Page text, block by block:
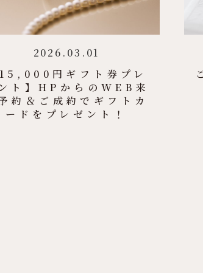
2026.03.01
15,000円ギフト券プレ
ト】HPからのWEB来
約＆ご成約でギフトカ
ードをプレゼント！